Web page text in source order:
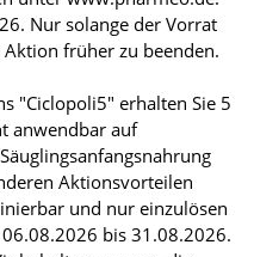
Nur solange der Vorrat
früher zu beenden.
"Ciclopoli5" erhalten Sie 5
anwendbar auf
Aktionsvorteilen
und nur einzulösen
bis 31.08.2026.